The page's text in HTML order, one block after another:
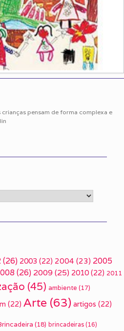
pensam de forma complexa e
(26) 2003 (22) 2004 (23) 2005
(26) 2009(25) 2010 (22) 2011
(45) ambiente (17)
(22) Arte (63) artigos (22)
(18) brincadeiras (16)